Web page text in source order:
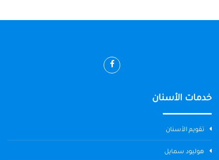
خدمات الأسنان
تقويم الأسنان
هوليود سمايل